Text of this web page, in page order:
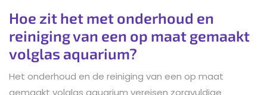
Hoe zit het met onderhoud en
reiniging van een op maat gemaakt
volglas aquarium?
Het onderhoud en de reiniging van een op maat
gemaakt volglas aquarium vereisen zorgvuldige